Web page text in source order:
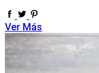
Ver Más